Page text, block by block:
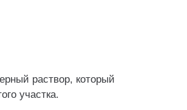
раствор, который
участка.